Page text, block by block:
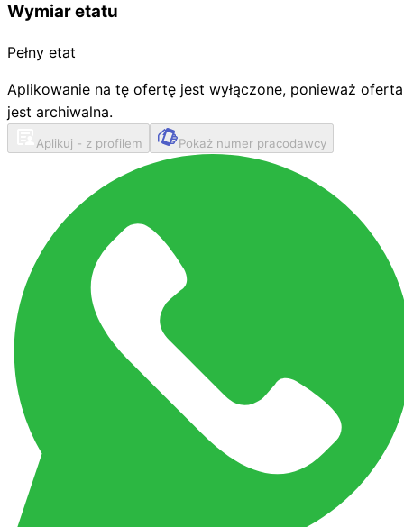
Wymiar etatu
Pełny etat
Aplikowanie na tę ofertę jest wyłączone, ponieważ oferta
jest archiwalna.
Aplikuj - z profilem Pokaż numer pracodawcy